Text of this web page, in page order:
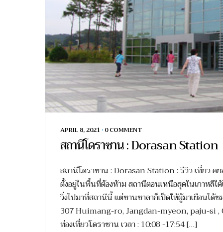
APRIL 8, 2021 • 0 COMMENT
สถานีโดราซาน : Dorasan Station
สถานีโดราซาน : Dorasan Station : รีวิว เที่ยว ค
ตั้งอยู่ในพื้นที่ต้องห้าม สถานีตอนเหนือสุดในเกาหลี
วิ่งไปมาที่สถานีนี้ แต่ชานชาลาก็เป็ดให้ผู้มาเยือนไ
307 Huimang-ro, Jangdan-myeon, paju-si ,
ท่องเที่ยวโดราซาน เวลา : 10:08 -17:54 […]